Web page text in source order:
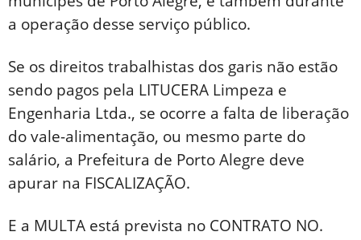
a operação desse serviço público.
Se os direitos trabalhistas dos garis não estão
sendo pagos pela LITUCERA Limpeza e
Engenharia Ltda., se ocorre a falta de liberação
do vale-alimentação, ou mesmo parte do
salário, a Prefeitura de Porto Alegre deve
apurar na FISCALIZAÇÃO.
E a MULTA está prevista no CONTRATO NO.